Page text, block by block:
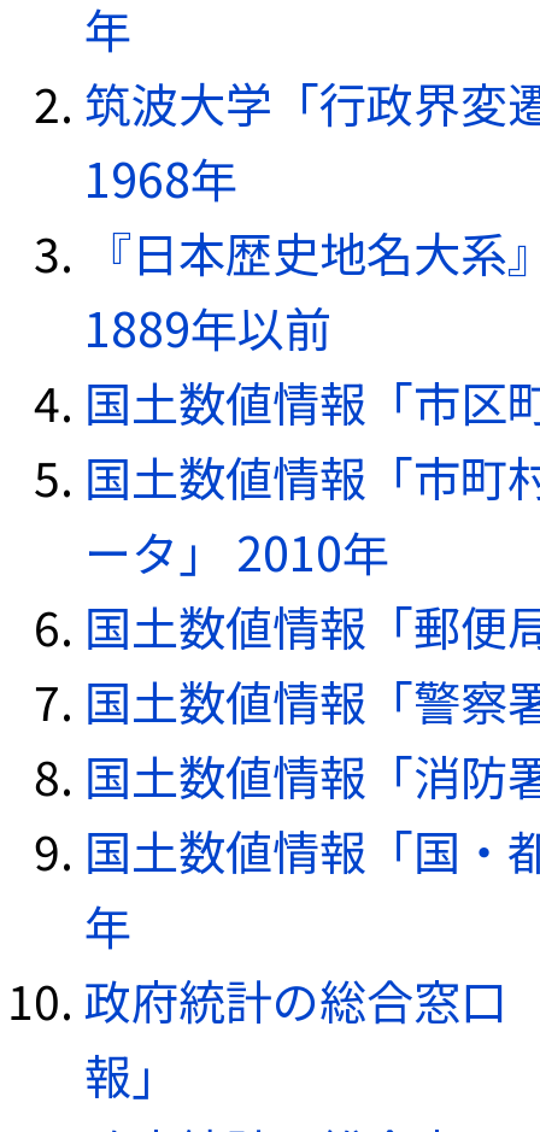
年
筑波大学「行政界変
1968年
『日本歴史地名大
1889年以前
国土数値情報「市区
国土数値情報「市町
ータ」 2010年
国土数値情報「郵便
国土数値情報「警察
国土数値情報「消防
国土数値情報「国・
年
政府統計の総合窓口
報」